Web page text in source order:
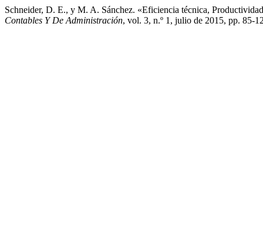
Schneider, D. E., y M. A. Sánchez. «Eficiencia técnica,
Contables Y De Administración, vol. 3, n.º 1, julio de 2015, pp. 85-